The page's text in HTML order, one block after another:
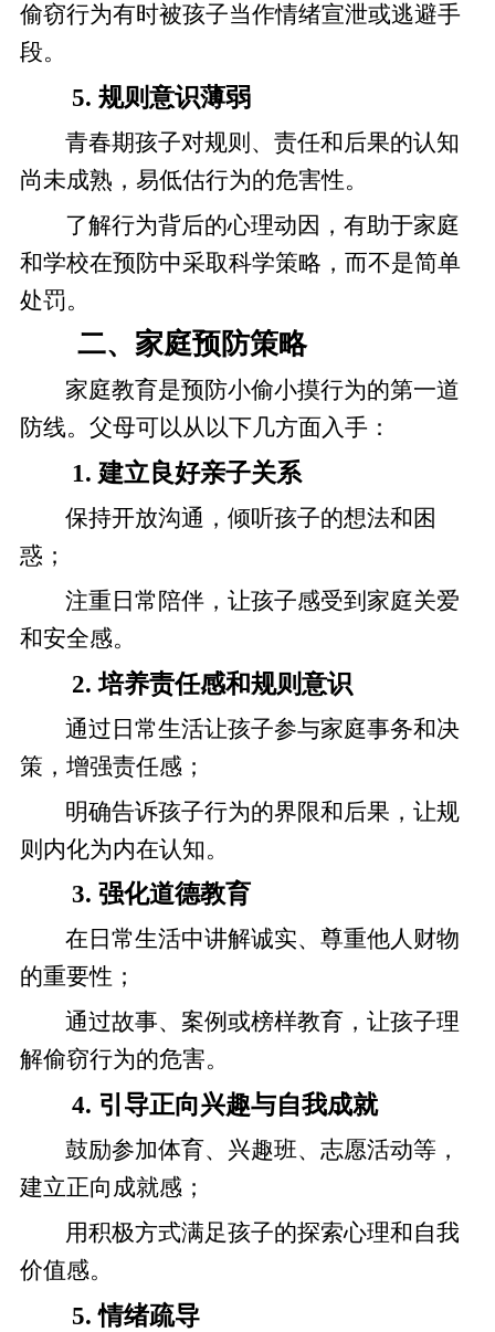
偷窃行为有时被孩子当作情绪宣泄或逃避手
段。
5. 规则意识薄弱
青春期孩子对规则、责任和后果的认知
尚未成熟，易低估行为的危害性。
了解行为背后的心理动因，有助于家庭
和学校在预防中采取科学策略，而不是简单
处罚。
二、家庭预防策略
家庭教育是预防小偷小摸行为的第一道
防线。父母可以从以下几方面入手：
1. 建立良好亲子关系
保持开放沟通，倾听孩子的想法和困
惑；
注重日常陪伴，让孩子感受到家庭关爱
和安全感。
2. 培养责任感和规则意识
通过日常生活让孩子参与家庭事务和决
策，增强责任感；
明确告诉孩子行为的界限和后果，让规
则内化为内在认知。
3. 强化道德教育
在日常生活中讲解诚实、尊重他人财物
的重要性；
通过故事、案例或榜样教育，让孩子理
解偷窃行为的危害。
4. 引导正向兴趣与自我成就
鼓励参加体育、兴趣班、志愿活动等，
建立正向成就感；
用积极方式满足孩子的探索心理和自我
价值感。
5. 情绪疏导